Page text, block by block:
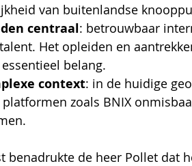
van buitenlandse
centraal: betrouwbaar
Het opleiden en
belang.
context: in de huidige
zoals BNIX
benadrukte de heer Pollet dat